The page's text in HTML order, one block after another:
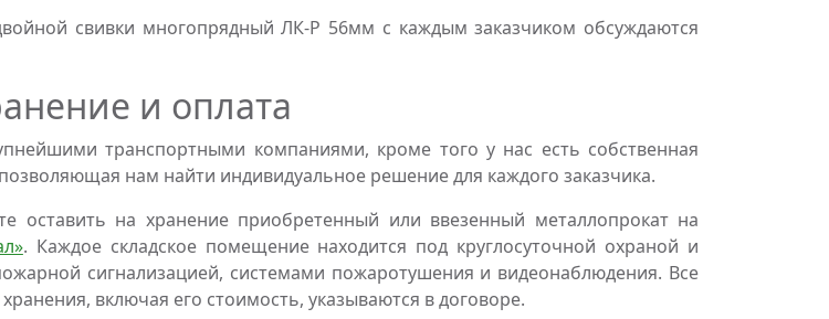
свивки многопрядный ЛК-Р 56мм с каждым заказчиком обсуждаются
и оплата
транспортными компаниями, кроме того у нас есть собственная
нам найти индивидуальное решение для каждого заказчика.
оставить на хранение приобретенный или ввезенный металлопрокат на
. Каждое складское помещение находится под круглосуточной охраной и
сигнализацией, системами пожаротушения и видеонаблюдения. Все
включая его стоимость, указываются в договоре.